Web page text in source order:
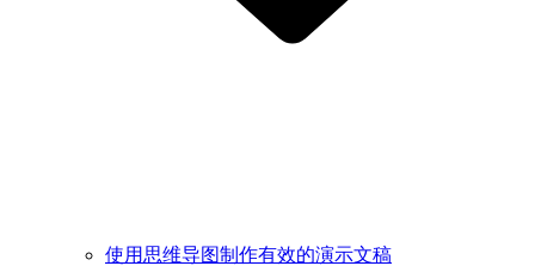
使用思维导图制作有效的演示文稿